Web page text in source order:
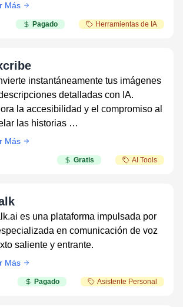
Más
Pagado Herramientas de IA
instantáneamente tus imágenes
detalladas con IA.
la accesibilidad y el compromiso al
las historias …
Más
Gratis AI Tools
es una plataforma impulsada por
en comunicación de voz
saliente y entrante.
Más
Pagado Asistente Personal